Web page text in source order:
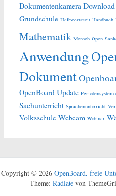
Dokumentenkamera Download
Grundschule Halbwertszeit Handbuch
Mathematik Mensch Open-
Anwendung
Dokument
OpenBoard Update Periodensystem
Sachunterricht Sprachenunterricht
VolksschuleWebcam Webinar
Copyright © 2026 OpenBoard, freie
Theme: Radiatevon